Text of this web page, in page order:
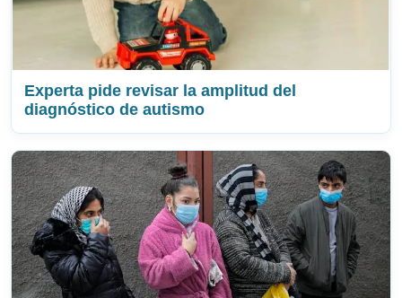
Experta pide revisar la amplitud del
diagnóstico de autismo